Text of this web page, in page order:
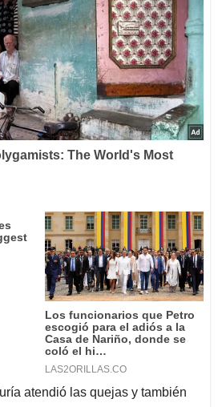
atendió las quejas y también